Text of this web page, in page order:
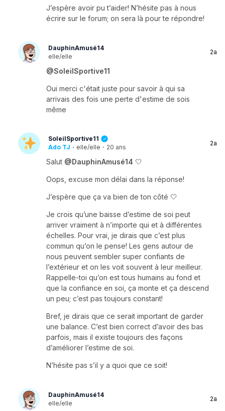
J’espère avoir pu t’aider! N’hésite pas à nous
écrire sur le forum; on sera là pour te répondre!
DauphinAmusé14
elle/elle
2a
@SoleilSportive11
Oui merci c'était juste pour savoir à qui sa
arrivais des fois une perte d'estime de sois
même
SoleilSportive11
Ado TJ · elle/elle · 20 ans
2a
Salut @DauphinAmusé14 🤍
Oops, excuse mon délai dans la réponse!
J’espère que ça va bien de ton côté 🤍
Je crois qu’une baisse d’estime de soi peut
arriver vraiment à n’importe qui et à différentes
échelles. Pour vrai, je dirais que c’est plus
commun qu’on le pense! Les gens autour de
nous peuvent sembler super confiants de
l’extérieur et on les voit souvent à leur meilleur.
Rappelle-toi qu’on est tous humains au fond et
que la confiance en soi, ça monte et ça descend
un peu; c’est pas toujours constant!
Bref, je dirais que ce serait important de garder
une balance. C’est bien correct d’avoir des bas
parfois, mais il existe toujours des façons
d’améliorer l’estime de soi.
N’hésite pas s’il y a quoi que ce soit!
DauphinAmusé14
elle/elle
2a